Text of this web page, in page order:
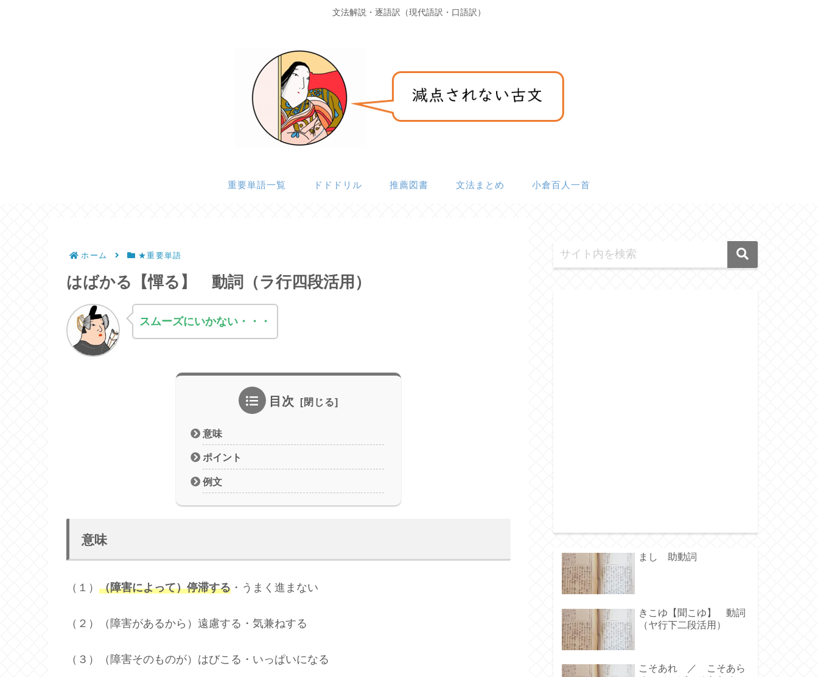
文法解説・逐語訳（現代語訳・口語訳）
重要単語一覧 ドドドリル 推薦図書 文法まとめ 小倉百人一首
ホーム ★重要単語
はばかる【憚る】 動詞（ラ行四段活用）
スムーズにいかない・・・
目次
意味
ポイント
例文
意味
（１） （障害によって）停滞する ・うまく進まない
（２）（障害があるから）遠慮する・気兼ねする
（３）（障害そのものが）はびこる・いっぱいになる
まし 助動詞
きこゆ【聞こゆ】 動詞
（ヤ行下二段活用）
こそあれ ／ こそあら